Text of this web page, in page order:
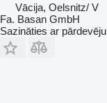
Vācija, Oelsnitz/ V
Fa. Basan GmbH
Sazināties ar pārdevēju